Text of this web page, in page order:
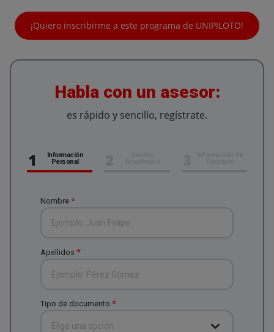
¡Quiero inscribirme a este programa de UNIPILOTO!
Habla con un asesor:
es rápido y sencillo, regístrate.
1
Información
Personal
Nombre *
Apellidos *
Tipo de documento *
Elige una opción